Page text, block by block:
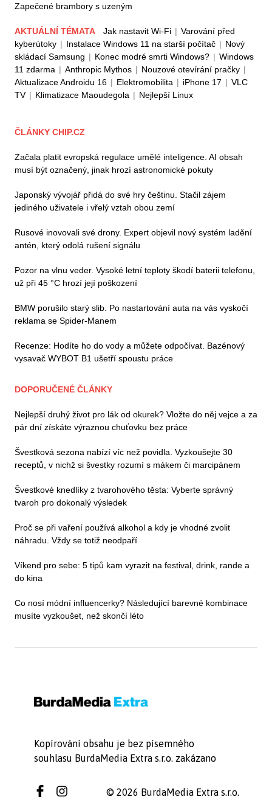
Zapečené brambory s uzeným
AKTUÁLNÍ TÉMATA Jak nastavit Wi-Fi | Varování před
kyberútoky | Instalace Windows 11 na starší počítač | Nový
skládací Samsung | Konec modré smrti Windows? | Windows
11 zdarma | Anthropic Mythos | Nouzové otevírání pračky |
Aktualizace Androidu 16 | Elektromobilita | iPhone 17 | VLC
TV | Klimatizace Maoudegola | Nejlepší Linux
ČLÁNKY CHIP.CZ
Začala platit evropská regulace umělé inteligence. AI obsah
musí být označený, jinak hrozí astronomické pokuty
Japonský vývojář přidá do své hry češtinu. Stačil zájem
jediného uživatele i vřelý vztah obou zemí
Rusové inovovali své drony. Expert objevil nový systém ladění
antén, který odolá rušení signálu
Pozor na vlnu veder. Vysoké letní teploty škodí baterii telefonu,
už při 45 °C hrozí její poškození
BMW porušilo starý slib. Po nastartování auta na vás vyskočí
reklama se Spider-Manem
Recenze: Hodíte ho do vody a můžete odpočívat. Bazénový
vysavač WYBOT B1 ušetří spoustu práce
DOPORUČENÉ ČLÁNKY
Nejlepší druhý život pro lák od okurek? Vložte do něj vejce a za
pár dní získáte výraznou chuťovku bez práce
Švestková sezona nabízí víc než povidla. Vyzkoušejte 30
receptů, v nichž si švestky rozumí s mákem či marcipánem
Švestkové knedlíky z tvarohového těsta: Vyberte správný
tvaroh pro dokonalý výsledek
Proč se při vaření používá alkohol a kdy je vhodné zvolit
náhradu. Vždy se totiž neodpaří
Víkend pro sebe: 5 tipů kam vyrazit na festival, drink, rande a
do kina
Co nosí módní influencerky? Následující barevné kombinace
musíte vyzkoušet, než skončí léto
Kopírování obsahu je bez písemného
souhlasu BurdaMedia Extra s.r.o. zakázano
© 2026 BurdaMedia Extra s.r.o.